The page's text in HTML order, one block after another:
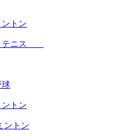
トン
テニス
トン
ントン